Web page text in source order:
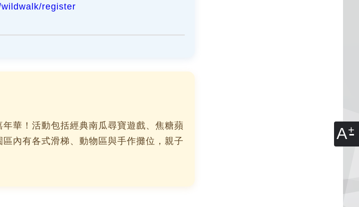
A
register
華！活動包括經典南瓜尋寶遊戲、焦糖蘋
內有各式滑梯、動物區與手作攤位，親子